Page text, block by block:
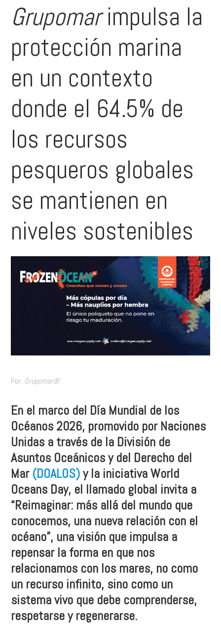
Grupomarimpulsa la
protección marina
en un contexto
donde el 64.5% de
los recursos
pesqueros globales
se mantienen en
niveles sostenibles
Por: Grupomar®
En el marco del Día Mundial de los
Océanos 2026, promovido por Naciones
Unidas a través de la División de
Asuntos Oceánicos y del Derecho del
Mar (DOALOS)y la iniciativa World
Oceans Day, el llamado global invita a
“Reimaginar: más allá del mundo que
conocemos, una nueva relación con el
océano”, una visión que impulsa a
repensar la forma en que nos
relacionamos con los mares, no como
un recurso infinito, sino como un
sistema vivo que debe comprenderse,
respetarse y regenerarse.